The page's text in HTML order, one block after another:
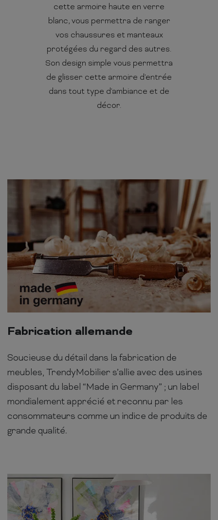
cette armoire haute en verre
blanc, vous permettra de ranger
vos chaussures et manteaux
protégées du regard des autres.
Son design simple vous permettra
de glisser cette armoire d'entrée
dans tout type d'ambiance et de
décor.
Fabrication allemande
Soucieuse du détail dans la fabrication de
meubles, TrendyMobilier s’allie avec des usines
disposant du label “Made in Germany” ; un label
mondialement apprécié et reconnu par les
consommateurs comme un indice de produits de
grande qualité.